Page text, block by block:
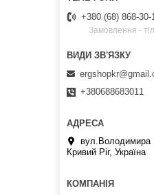
+380 (68) 868-30-
Замовлення -
+380688683011
вул.Володимира
Кривий Ріг, Україна